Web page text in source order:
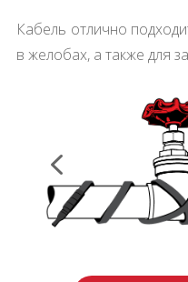
Кабель отлично
в желобах, а также для